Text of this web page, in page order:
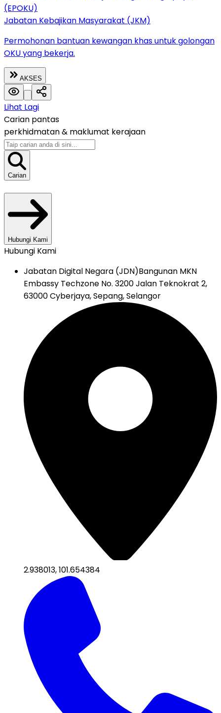
(EPOKU)
Jabatan Kebajikan Masyarakat (JKM)
Permohonan bantuan kewangan khas untuk golongan
OKU yang bekerja.
AKSES
Lihat Lagi
Carian pantas
perkhidmatan & maklumat kerajaan
Carian
Hubungi Kami
Hubungi Kami
Jabatan Digital Negara (JDN)Bangunan MKN
Embassy Techzone No. 3200 Jalan Teknokrat 2,
63000 Cyberjaya, Sepang, Selangor
2.938013,101.654384